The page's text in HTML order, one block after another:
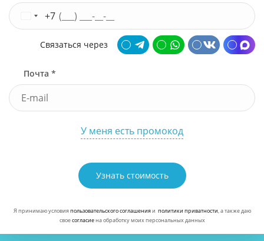
+7
Связаться через
Почта *
У меня есть промокод
Узнать стоимость
Я принимаю условияпользовательского соглашенияи политики приватности, а также даю
своесогласиена обработку моих персональных данных